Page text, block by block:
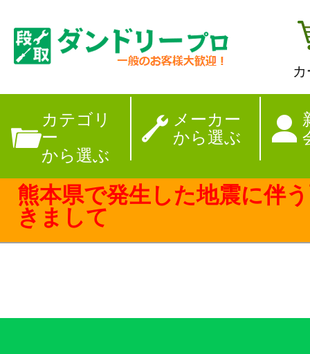
カテゴリ
ー
から選ぶ
メーカー
から選ぶ
【夏季休暇のお
熊本県で発生した地震に伴
きまして